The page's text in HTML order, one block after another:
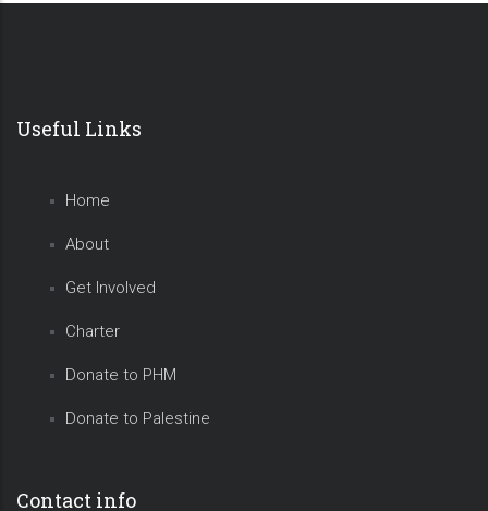
Useful Links
Home
About
Get Involved
Charter
Donate to PHM
Donate to Palestine
Contact info